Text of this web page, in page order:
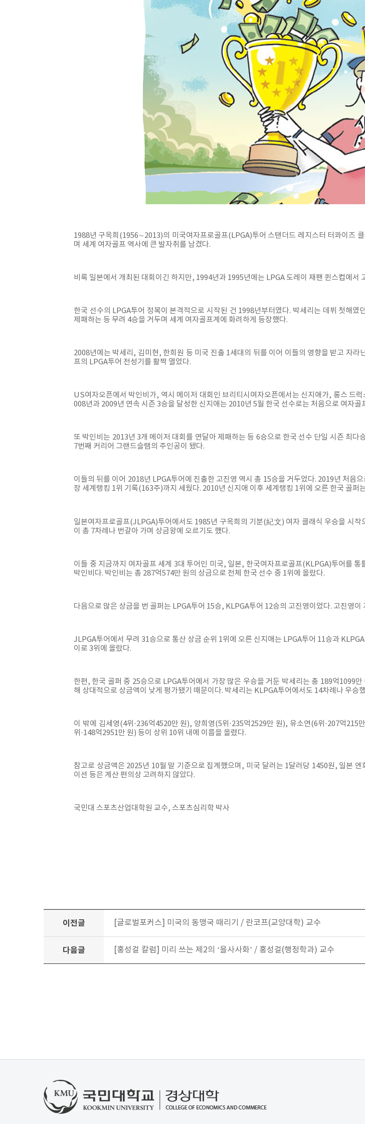
1988년 구옥희(1956∼2013)의 미국여자프로골프(LPGA)투어 스탠더드 레지스터 터콰이즈
며 세계 여자골프 역사에 큰 발자취를 남겼다.
비록 일본에서 개최된 대회이긴 하지만, 1994년과 1995년에는 LPGA 도레이 재팬 퀸스컵에서
한국 선수의 LPGA투어 정복이 본격적으로 시작된 건 1998년부터였다. 박세리는 데뷔 첫해
제패하는 등 무려 4승을 거두며 세계 여자골프계에 화려하게 등장했다.
2008년에는 박세리, 김미현, 한희원 등 미국 진출 1세대의 뒤를 이어 이들의 영향을 받고 자
프의 LPGA투어 전성기를 활짝 열었다.
US여자오픈에서 박인비가, 역시 메이저 대회인 브리티시여자오픈에서는 신지애가, 롱스 드
008년과 2009년 연속 시즌 3승을 달성한 신지애는 2010년 5월 한국 선수로는 처음으로 여자골
또 박인비는 2013년 3개 메이저 대회를 연달아 제패하는 등 6승으로 한국 선수 단일 시즌 최
7번째 커리어 그랜드슬램의 주인공이 됐다.
이들의 뒤를 이어 2018년 LPGA투어에 진출한 고진영 역시 총 15승을 거두었다. 2019년 처음
장 세계랭킹 1위 기록(163주)까지 세웠다. 2010년 신지애 이후 세계랭킹 1위에 오른 한국 골
일본여자프로골프(JLPGA)투어에서도 1985년 구옥희의 기분(紀文) 여자 클래식 우승을 시
이 총 7차례나 번갈아 가며 상금왕에 오르기도 했다.
이들 중 지금까지 여자골프 세계 3대 투어인 미국, 일본, 한국여자프로골프(KLPGA)투어를
박인비다. 박인비는 총 287억574만 원의 상금으로 전체 한국 선수 중 1위에 올랐다.
다음으로 많은 상금을 번 골퍼는 LPGA투어 15승, KLPGA투어 12승의 고진영이었다. 고진영
JLPGA투어에서 무려 31승으로 통산 상금 순위 1위에 오른 신지애는 LPGA투어 11승과
이로 3위에 올랐다.
한편, 한국 골퍼 중 25승으로 LPGA투어에서 가장 많은 우승을 거둔 박세리는 총 189억1099
해 상대적으로 상금액이 낮게 평가됐기 때문이다. 박세리는 KLPGA투어에서도 14차례나 우승
이 밖에 김세영(4위·236억4520만 원), 양희영(5위·235억2529만 원), 유소연(6위·207억
위·148억2951만 원) 등이 상위 10위 내에 이름을 올렸다.
참고로 상금액은 2025년 10월 말 기준으로 집계했으며, 미국 달러는 1달러당 1450원, 일본
이션 등은 계산 편의상 고려하지 않았다.
국민대 스포츠산업대학원 교수, 스포츠심리학 박사
이전글 [글로벌포커스] 미국의 동맹국 때리기 / 란코프(교양대학) 교수
다음글 [홍성걸 칼럼] 미리 쓰는 제2의 ‘을사사화’ / 홍성걸(행정학과) 교수